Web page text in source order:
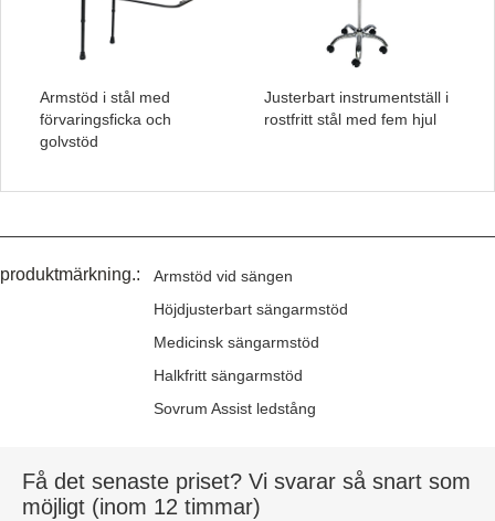
Armstöd i stål med
förvaringsficka och
golvstöd
Justerbart instrumentställ i
rostfritt stål med fem hjul
produktmärkning.:
Armstöd vid sängen
Höjdjusterbart sängarmstöd
Medicinsk sängarmstöd
Halkfritt sängarmstöd
Sovrum Assist ledstång
Få det senaste priset? Vi svarar så snart som
möjligt (inom 12 timmar)